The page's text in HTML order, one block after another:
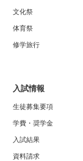
文化祭
体育祭
修学旅行
入試情報
生徒募集要項
学費・奨学金
入試結果
資料請求